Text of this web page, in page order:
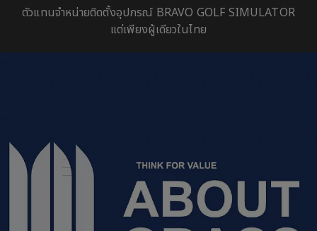
ตัวแทนจำหน่ายติดตั้งอุปกรณ์ BRAVO GOLF SIMULATOR
แต่เพียงผู้เดียวในไทย